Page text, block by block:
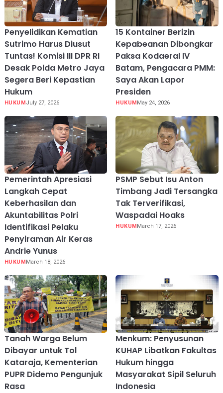
Penyelidikan Kematian
Sutrimo Harus Diusut
Tuntas! Komisi III DPR RI
Desak Polda Metro Jaya
Segera Beri Kepastian
Hukum
HUKUMJuly 27, 2026
15 Kontainer Berizin
Kepabeanan Dibongkar
Paksa Kodaeral IV
Batam, Pengacara PMM:
Saya Akan Lapor
Presiden
HUKUMMay 24, 2026
Pemerintah Apresiasi
Langkah Cepat
Keberhasilan dan
Akuntabilitas Polri
Identifikasi Pelaku
Penyiraman Air Keras
Andrie Yunus
HUKUMMarch 18, 2026
PSMP Sebut Isu Anton
Timbang Jadi Tersangka
Tak Terverifikasi,
Waspadai Hoaks
HUKUMMarch 17, 2026
Tanah Warga Belum
Dibayar untuk Tol
Kataraja, Kementerian
PUPR Didemo Pengunjuk
Rasa
Menkum: Penyusunan
KUHAP Libatkan Fakultas
Hukum hingga
Masyarakat Sipil Seluruh
Indonesia